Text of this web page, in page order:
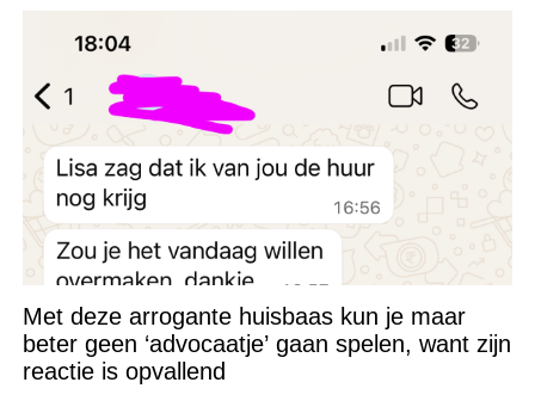
Met deze arrogante huisbaas kun je maar
beter geen ‘advocaatje’ gaan spelen, want zijn
reactie is opvallend